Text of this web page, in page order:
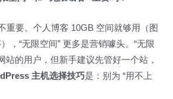
重要。个人博客 10GB 空间就够用（图
，“无限空间” 更多是营销噱头。“无限
站的用户，但新手建议先管好一个站，
主机选择技巧是：别为 “用不上